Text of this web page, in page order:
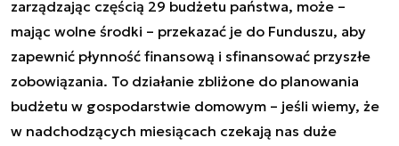
zarządzając częścią 29 budżetu państwa, może –
mając wolne środki – przekazać je do Funduszu, aby
zapewnić płynność finansową i sfinansować przyszłe
zobowiązania. To działanie zbliżone do planowania
budżetu w gospodarstwie domowym – jeśli wiemy, że
w nadchodzących miesiącach czekają nas duże